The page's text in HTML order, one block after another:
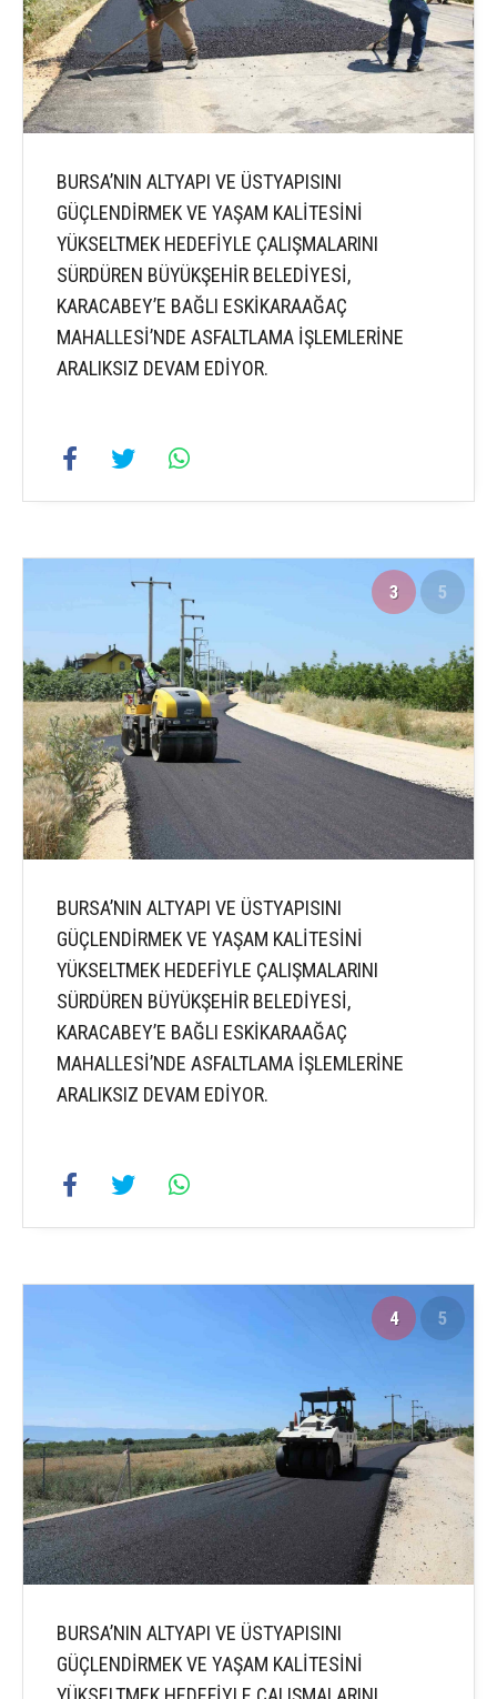
BURSA’NIN ALTYAPI VE ÜSTYAPISINI
GÜÇLENDİRMEK VE YAŞAM KALİTESİNİ
YÜKSELTMEK HEDEFİYLE ÇALIŞMALARINI
SÜRDÜREN BÜYÜKŞEHİR BELEDİYESİ,
KARACABEY’E BAĞLI ESKİKARAAĞAÇ
MAHALLESİ’NDE ASFALTLAMA İŞLEMLERİNE
ARALIKSIZ DEVAM EDİYOR.
3 5
BURSA’NIN ALTYAPI VE ÜSTYAPISINI
GÜÇLENDİRMEK VE YAŞAM KALİTESİNİ
YÜKSELTMEK HEDEFİYLE ÇALIŞMALARINI
SÜRDÜREN BÜYÜKŞEHİR BELEDİYESİ,
KARACABEY’E BAĞLI ESKİKARAAĞAÇ
MAHALLESİ’NDE ASFALTLAMA İŞLEMLERİNE
ARALIKSIZ DEVAM EDİYOR.
4 5
BURSA’NIN ALTYAPI VE ÜSTYAPISINI
GÜÇLENDİRMEK VE YAŞAM KALİTESİNİ